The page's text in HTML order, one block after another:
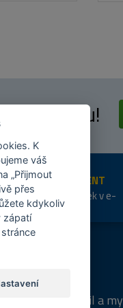
ŠIROKÝ SORTIMENT
Přes 20 tis. položek v e-
shopu
nám svůj e-mail a my
K
váš
„Přijmout
přes
kdykoliv
zápatí